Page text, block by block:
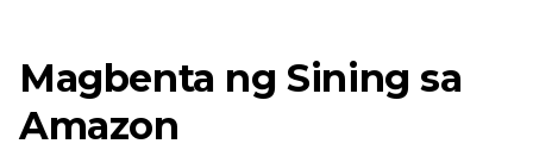
Magbenta ng Sining sa
Amazon